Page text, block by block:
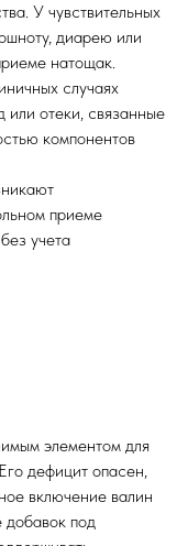
У чувствительных
диарею или
натощак.
случаях
отеки, связанные
компонентов
приеме
учета
элементом для
дефицит опасен,
включение валин
добавок под